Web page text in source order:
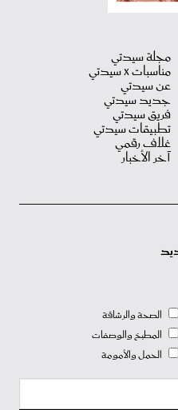
مجلة سيدتي
مناسبات X سيدتي
عن سيدتي
جديد سيدتي
فريق سيدتي
تطبيقات سيدتي
غلاف رقمي
آخر الأخبار
الصحة والرشاقة
المطبخ والوصفات
الحمل والأمومة